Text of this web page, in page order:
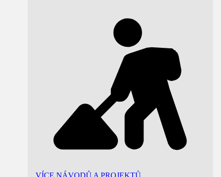
VÍCE NÁVODŮ A PROJEKTŮ